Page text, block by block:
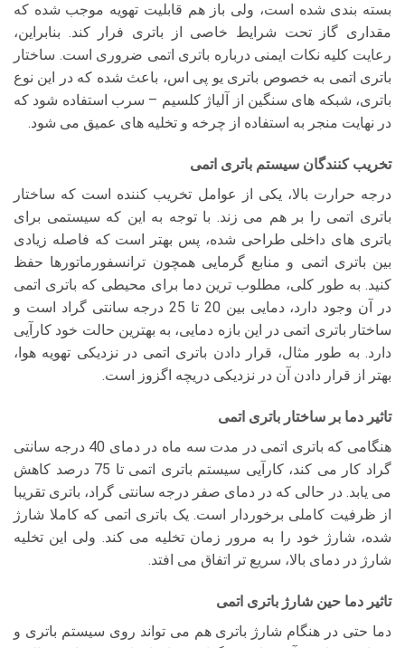
بسته بندی شده است، ولی باز هم قابلیت تهویه موجب شده که
مقداری گاز تحت شرایط خاصی از باتری فرار کند. بنابراین،
رعایت کلیه نکات ایمنی درباره باتری اتمی ضروری است. ساختار
باتری اتمی به خصوص باتری یو پی اس، باعث شده که در این نوع
باتری، شبکه های سنگین از آلیاژ کلسیم – سرب استفاده شود که
در نهایت منجر به استفاده از چرخه و تخلیه های عمیق می شود.
تخریب کنندگان سیستم باتری اتمی
درجه حرارت بالا، یکی از عوامل تخریب کننده است که ساختار
باتری اتمی را بر هم می زند. با توجه به این که سیستمی برای
باتری های داخلی طراحی شده، پس بهتر است که فاصله زیادی
بین باتری اتمی و منابع گرمایی همچون ترانسفورماتورها حفظ
کنید. به طور کلی، مطلوب ترین دما برای محیطی که باتری اتمی
در آن وجود دارد، دمایی بین 20 تا 25 درجه سانتی گراد است و
ساختار باتری اتمی در این بازه دمایی، به بهترین حالت خود کارآیی
دارد. به طور مثال، قرار دادن باتری اتمی در نزدیکی تهویه هوا،
بهتر از قرار دادن آن در نزدیکی دریچه اگزوز است.
تاثیر دما بر ساختار باتری اتمی
هنگامی که باتری اتمی در مدت سه ماه در دمای 40 درجه سانتی
گراد کار می کند، کارآیی سیستم باتری اتمی تا 75 درصد کاهش
می یابد. در حالی که در دمای صفر درجه سانتی گراد، باتری تقریبا
از ظرفیت کاملی برخوردار است. یک باتری اتمی که کاملا شارژ
شده، شارژ خود را به مرور زمان تخلیه می کند. ولی این تخلیه
شارژ در دمای بالا، سریع تر اتفاق می افتد.
تاثیر دما حین شارژ باتری اتمی
دما حتی در هنگام شارژ باتری هم می تواند روی سیستم باتری و